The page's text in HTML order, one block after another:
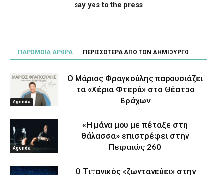
say yes to the press
ΠΑΡΟΜΟΙΑ ΑΡΘΡΑ ΠΕΡΙΣΣΟΤΕΡΑ ΑΠΟ ΤΟΝ ΔΗΜΙΟΥΡΓΟ
Agenda
Ο Μάριος Φραγκούλης παρουσιάζει
τα «Χέρια Φτερά» στο Θέατρο
Βράχων
Agenda
«Η μάνα μου με πέταξε στη
θάλασσα» επιστρέφει στην
Πειραιώς 260
Ο Τιτανικός «ζωντανεύει» στην